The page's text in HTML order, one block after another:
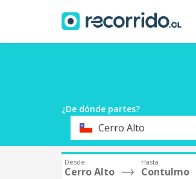
¿De dónde partes?
OrigenCerro Alto
Desde
Cerro Alto
Hasta
Contulmo